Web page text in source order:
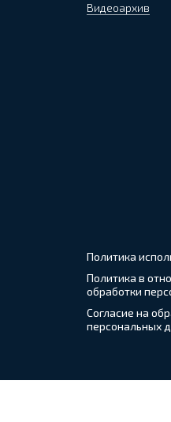
Видеоархив
Политика
Политика в
обработки
Согласие на
персональных